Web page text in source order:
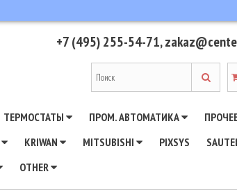
+7 (495) 255-54-71,
ТЕРМОСТАТЫ ПРОМ. АВТОМАТИКА
KRIWAN MITSUBISHI PIXSYS
OTHER